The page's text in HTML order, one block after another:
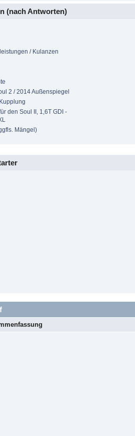
(nach Antworten)
/ Kulanzen
2 / 2014 Außenspiegel
den Soul II, 1,6T GDI -
Mängel)